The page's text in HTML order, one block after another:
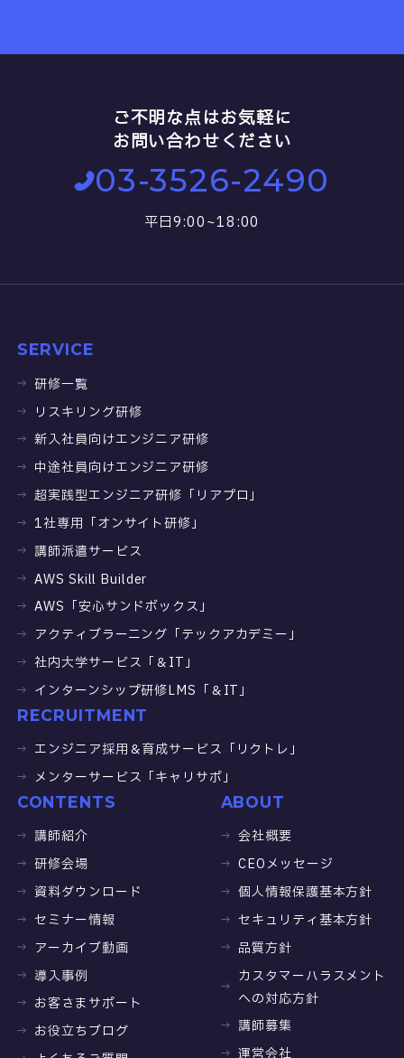
ご不明な点はお気軽に
お問い合わせください
03-3526-2490
平日9:00~18:00
SERVICE
研修一覧
リスキリング研修
新入社員向けエンジニア研修
中途社員向けエンジニア研修
超実践型エンジニア研修「リアプロ」
1社専用「オンサイト研修」
講師派遣サービス
AWS Skill Builder
AWS「安心サンドボックス」
アクティブラーニング「テックアカデミー」
社内大学サービス「＆IT」
インターンシップ研修LMS「＆IT」
RECRUITMENT
エンジニア採用＆育成サービス「リクトレ」
メンターサービス「キャリサポ」
CONTENTS
講師紹介
研修会場
資料ダウンロード
セミナー情報
アーカイブ動画
導入事例
お客さまサポート
お役立ちブログ
ABOUT
会社概要
CEOメッセージ
個人情報保護基本方針
セキュリティ基本方針
品質方針
カスタマーハラスメント
への対応方針
講師募集